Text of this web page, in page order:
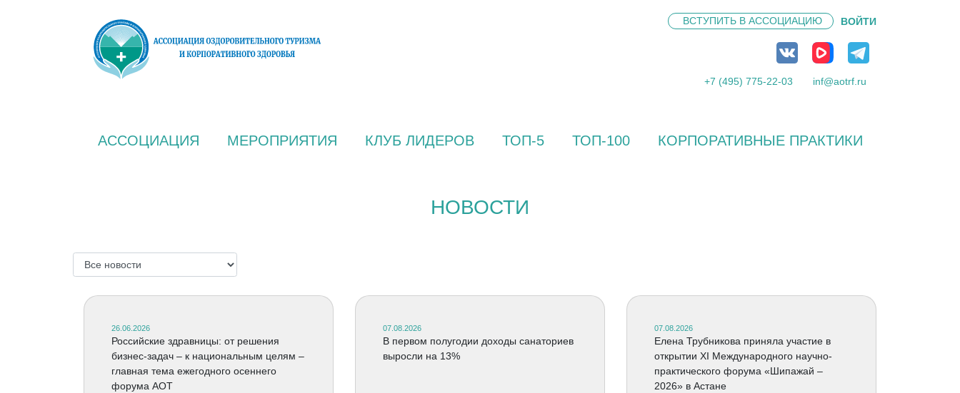
ВСТУПИТЬ В АССОЦИАЦИЮ ВОЙТИ
+7 (495) 775-22-03 inf@aotrf.ru
АССОЦИАЦИЯ МЕРОПРИЯТИЯ КЛУБ ЛИДЕРОВ ТОП-5 ТОП-100 КОРПОРАТИВНЫЕ ПРАКТИКИ
НОВОСТИ
26.06.2026
Российские здравницы: от решения
бизнес-задач – к национальным целям –
главная тема ежегодного осеннего
форума АОТ
07.08.2026
В первом полугодии доходы санаториев
выросли на 13%
07.08.2026
Елена Трубникова приняла участие в
открытии XI Международного научно-
практического форума «Шипажай –
2026» в Астане